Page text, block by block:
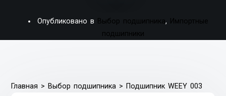
Опубликовано в Выбор подшипника, Импортные
подшипники
Главная > Выбор подшипника > Подшипник WEEY 003